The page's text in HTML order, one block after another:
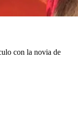
con la novia de